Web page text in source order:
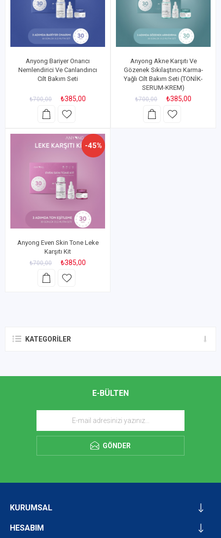
Anyong Bariyer Onarıcı
Nemlendirici Ve Canlandırıcı
Cilt Bakım Seti
₺700,00 ₺385,00
Anyong Akne Karşıtı Ve
Gözenek Sıkılaştırıcı Karma-
Yağlı Cilt Bakım Seti (TONİK-
SERUM-KREM)
₺700,00 ₺385,00
-45%
Anyong Even Skin Tone Leke
Karşıtı Kit
₺700,00 ₺385,00
KATEGORILER
E-BÜLTEN
GÖNDER
KURUMSAL
HESABIM